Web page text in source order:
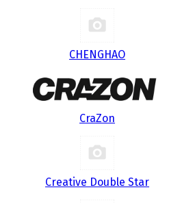
CHENGHAO
CraZon
Creative Double Star